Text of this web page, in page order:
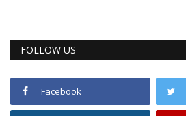
FOLLOW US
Facebook